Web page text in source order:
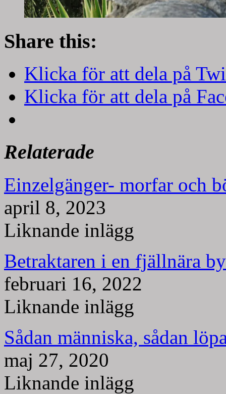
Share this:
Klicka för att dela på
Klicka för att dela på
Relaterade
Einzelgänger- morfar och
april 8, 2023
Liknande inlägg
Betraktaren i en fjällnära by
februari 16, 2022
Liknande inlägg
Sådan människa, sådan
maj 27, 2020
Liknande inlägg